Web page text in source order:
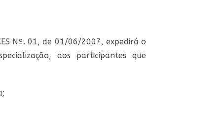
Nº. 01, de 01/06/2007, expedirá o
aos participantes que